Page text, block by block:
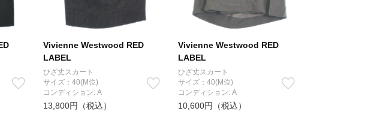
Vivienne Westwood RED
LABEL
ひざ丈スカート
サイズ：40(M位)
コンディション: A
13,800円（税込）
Vivienne Westwood RED
LABEL
ひざ丈スカート
サイズ：40(M位)
コンディション: A
10,600円（税込）